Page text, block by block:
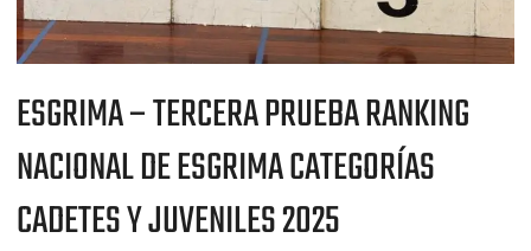
ESGRIMA – TERCERA PRUEBA RANKING
NACIONAL DE ESGRIMA CATEGORÍAS
CADETES Y JUVENILES 2025